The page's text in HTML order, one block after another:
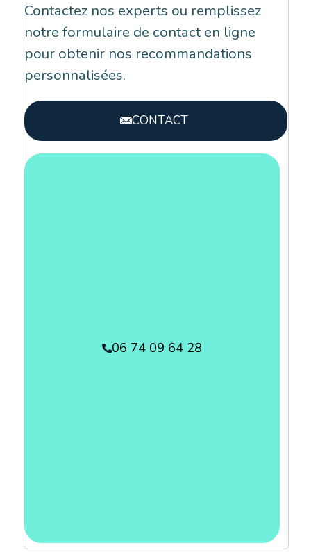
Contactez nos experts ou remplissez
notre formulaire de contact en ligne
pour obtenir nos recommandations
personnalisées.
CONTACT
06 74 09 64 28